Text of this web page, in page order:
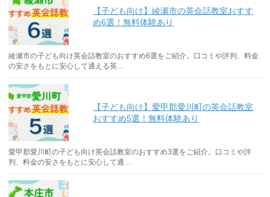
【子ども向け】綾瀬市の英会話教室おすす
め6選！無料体験あり
綾瀬市の子ども向け英会話教室のおすすめ6選をご紹介。口コミや評判、料金
の安さをもとに安心して通える英…
【子ども向け】愛甲郡愛川町の英会話教室
おすすめ5選！無料体験あり
愛甲郡愛川町の子ども向け英会話教室のおすすめ3選をご紹介。口コミや評
判、料金の安さをもとに安心して通…